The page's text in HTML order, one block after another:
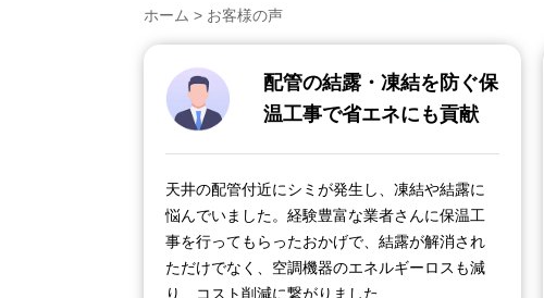
ホーム > お客様の声
配管の結露・凍結を防ぐ保
温工事で省エネにも貢献
天井の配管付近にシミが発生し、凍結や結露に
悩んでいました。経験豊富な業者さんに保温工
事を行ってもらったおかげで、結露が解消され
ただけでなく、空調機器のエネルギーロスも減
り、コスト削減に繋がりました